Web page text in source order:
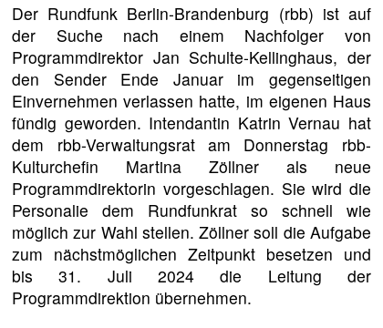
Der Rundfunk Berlin-Brandenburg (rbb) ist auf
der Suche nach einem Nachfolger von
Programmdirektor Jan Schulte-Kellinghaus, der
den Sender Ende Januar im gegenseitigen
Einvernehmen verlassen hatte, im eigenen Haus
fündig geworden. Intendantin Katrin Vernau hat
dem rbb-Verwaltungsrat am Donnerstag rbb-
Kulturchefin Martina Zöllner als neue
Programmdirektorin vorgeschlagen. Sie wird die
Personalie dem Rundfunkrat so schnell wie
möglich zur Wahl stellen. Zöllner soll die Aufgabe
zum nächstmöglichen Zeitpunkt besetzen und
bis 31. Juli 2024 die Leitung der
Programmdirektion übernehmen.